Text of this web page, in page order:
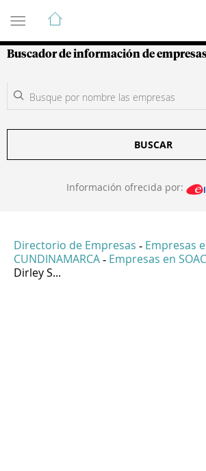
Guía de Empresas
Buscador de información de empresas
BUSCAR
Información ofrecida por:
Directorio de Empresas - Empresas
CUNDINAMARCA - Empresas en
Dirley S...